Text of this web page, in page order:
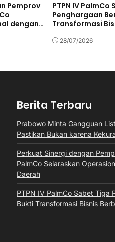
Pemprov
dengan
PTPN IV PalmCo
Penghargaan
Transformasi
28/07/2026
Berita Terbaru
Prabowo Minta Gangguan
Pastikan Bukan karena
Perkuat Sinergi dengan
PalmCo Selaraskan
Daerah
PTPN IV PalmCo Sabet Tiga
Bukti Transformasi Bisnis